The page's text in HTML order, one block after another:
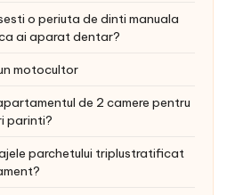
o periuta de dinti manuala
ai aparat dentar?
motocultor
de 2 camere pentru
parinti?
parchetului triplustratificat